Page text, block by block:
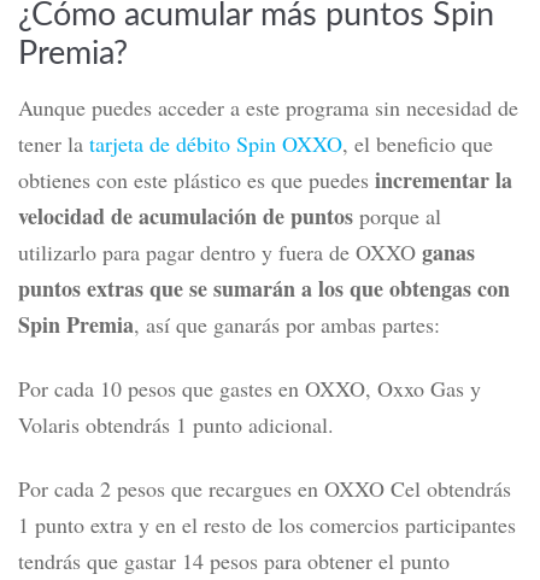
¿Cómo acumular más puntos Spin
Premia?
Aunque puedes acceder a este programa sin necesidad de
tener la tarjeta de débito Spin OXXO, el beneficio que
obtienes con este plástico es que puedes incrementar la
velocidad de acumulación de puntos porque al
utilizarlo para pagar dentro y fuera de OXXO ganas
puntos extras que se sumarán a los que obtengas con
Spin Premia, así que ganarás por ambas partes:
Por cada 10 pesos que gastes en OXXO, Oxxo Gas y
Volaris obtendrás 1 punto adicional.
Por cada 2 pesos que recargues en OXXO Cel obtendrás
1 punto extra y en el resto de los comercios participantes
tendrás que gastar 14 pesos para obtener el punto